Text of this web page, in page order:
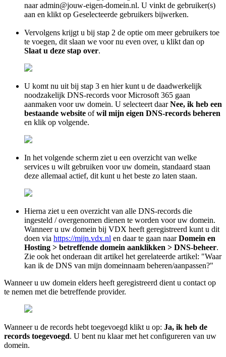
naar admin@jouw-eigen-domein.nl. U vinkt de gebruiker(s)
aan en klikt op Geselecteerde gebruikers bijwerken.
Vervolgens krijgt u bij stap 2 de optie om meer gebruikers toe
te voegen, dit slaan we voor nu even over, u klikt dan op
Slaat u deze stap over.
U komt nu uit bij stap 3 en hier kunt u de daadwerkelijk
noodzakelijk DNS-records voor Microsoft 365 gaan
aanmaken voor uw domein. U selecteert daarNee, ik heb een
bestaande website ofwil mijn eigen DNS-records beheren
en klik op volgende.
In het volgende scherm ziet u een overzicht van welke
services u wilt gebruiken voor uw domein, standaard staan
deze allemaal actief, dit kunt u het beste zo laten staan.
Hierna ziet u een overzicht van alle DNS-records die
ingesteld / overgenomen dienen te worden voor uw domein.
Wanneer u uw domein bij VDX heeft geregistreerd kunt u dit
doen via https://mijn.vdx.nl en daar te gaan naarDomein en
Hosting > betreffende domein aanklikken > DNS-beheer.
Zie ook het onderaan dit artikel het gerelateerde artikel: "Waar
kan ik de DNS van mijn domeinnaam beheren/aanpassen?"
Wanneer u uw domein elders heeft geregistreerd dient u contact op
te nemen met die betreffende provider.
Wanneer u de records hebt toegevoegd klikt u op: Ja, ik heb de
records toegevoegd. U bent nu klaar met het configureren van uw
domein.